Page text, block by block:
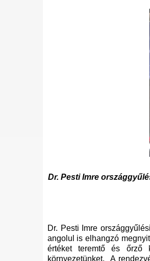
Dr. Pesti Imre
Dr. Pesti Imre
angolul is elhangzó
értéket teremtő és őrző
környezetünket. A